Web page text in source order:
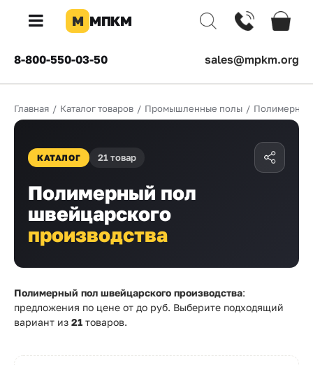
×
КОМПАНИЯ
компании
Оплата
Каталог
Бренды
Прайс-
М МПКМ
8-800-550-03-50 sales@mpkm.org
Главная / Каталог товаров / Промышленные полы /
КАТАЛОГ 21 товар
Полимерный пол
швейцарского
производства
Полимерный пол швейцарского производства:
предложения по цене от до руб. Выберите подходящий
вариант из 21 товаров.